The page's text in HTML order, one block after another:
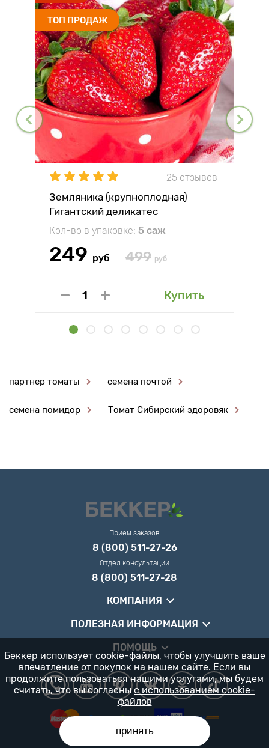
ТОП ПРОДАЖ
25 отзывов
Земляника (крупноплодная)
Гигантский деликатес
Кол-во в упаковке: 5 саж
249 руб 499 руб
Купить
партнер томаты семена почтой
семена помидор Томат Сибирский здоровяк
Прием заказов
8 (800) 511-27-26
Отдел консультации
8 (800) 511-27-28
КОМПАНИЯ
ПОЛЕЗНАЯ ИНФОРМАЦИЯ
ПОМОЩЬ
Беккер использует cookie-файлы, чтобы улучшить ваше
впечатление от покупок на нашем сайте. Если вы
продолжите пользоваться нашими услугами, мы будем
считать, что вы согласны с использованием cookie-
файлов
принять